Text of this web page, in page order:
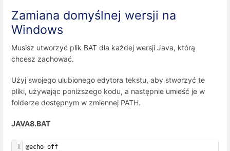
Zamiana domyślnej wersji na
Windows
Musisz utworzyć plik BAT dla każdej wersji Java, którą
chcesz zachować.
Użyj swojego ulubionego edytora tekstu, aby stworzyć te
pliki, używając poniższego kodu, a następnie umieść je w
folderze dostępnym w zmiennej PATH.
JAVA8.BAT
1
@echo off